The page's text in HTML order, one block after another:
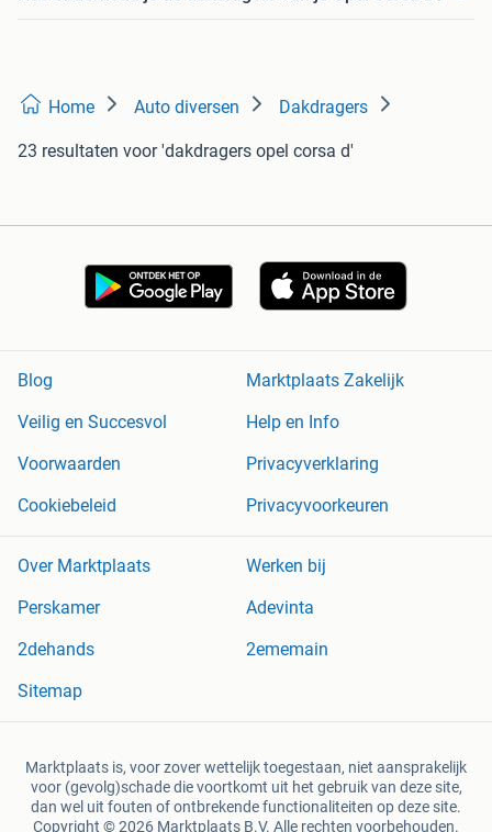
Home Auto diversen Dakdragers
23 resultaten voor 'dakdragers opel corsa d'
Blog
Marktplaats Zakelijk
Veilig en Succesvol
Help en Info
Voorwaarden
Privacyverklaring
Cookiebeleid
Privacyvoorkeuren
Over Marktplaats
Werken bij
Perskamer
Adevinta
2dehands
2ememain
Sitemap
Marktplaats is, voor zover wettelijk toegestaan, niet aansprakelijk
voor (gevolg)schade die voortkomt uit het gebruik van deze site,
dan wel uit fouten of ontbrekende functionaliteiten op deze site.
Copyright © 2026 Marktplaats B.V. Alle rechten voorbehouden.